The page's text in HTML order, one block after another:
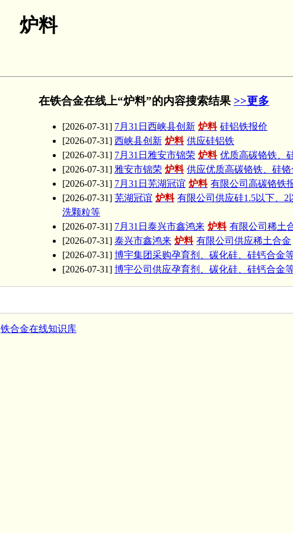
炉料
在铁合金在线上“炉料”的内容搜索结果 >>更多
[2026-07-31] 7月31日西峡县创新 炉料 硅铝铁报价
[2026-07-31] 西峡县创新 炉料 供应硅铝铁
[2026-07-31] 7月31日雅安市锦荣 炉料 优质高碳铬铁、
[2026-07-31] 雅安市锦荣 炉料 供应优质高碳铬铁、硅铬
[2026-07-31] 7月31日芜湖冠谊 炉料 有限公司高碳铬铁
[2026-07-31] 芜湖冠谊 炉料 有限公司供应硅1.5以下、
洗颗粒等
[2026-07-31] 7月31日泰兴市鑫鸿来 炉料 有限公司稀土
[2026-07-31] 泰兴市鑫鸿来 炉料 有限公司供应稀土合金
[2026-07-31] 博宇集团采购孕育剂、碳化硅、硅钙合金
[2026-07-31] 博宇公司供应孕育剂、碳化硅、硅钙合金
铁合金在线知识库